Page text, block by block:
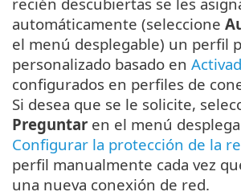
automáticamente (seleccione
el menú desplegable) un perfil
personalizado basado en
configurados en perfiles de
Si desea que se le solicite,
Preguntar en el menú
Configurar la protección de la
perfil manualmente cada vez
una nueva conexión de red.